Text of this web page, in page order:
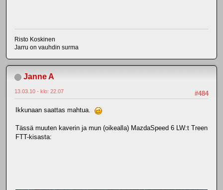
Risto Koskinen
Jarru on vauhdin surma
Janne A
#484
13.03.10 - klo: 22.07
Ikkunaan saattas mahtua.
Tässä muuten kaverin ja mun (oikealla) MazdaSpeed 6 LW:t Treen
FTT-kisasta: